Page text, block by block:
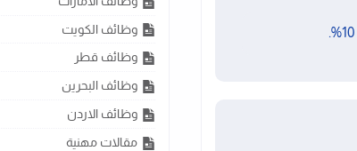
وظائف الكويت
وظائف قطر
وظائف البحرين
وظائف الاردن
مقالات مهنية